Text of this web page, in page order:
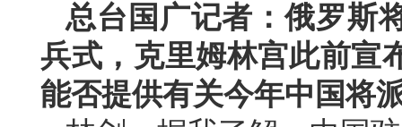
总台国广记者：俄罗斯
兵式，克里姆林宫此前宣
能否提供有关今年中国将